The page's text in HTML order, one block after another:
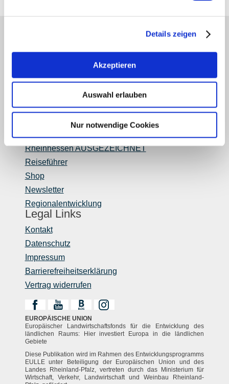
Details zeigen
Akzeptieren
Auswahl erlauben
Nur notwendige Cookies
Presse
Login Weinwirtschaft
Mediendatenbank Rheinhessen
Region Rheinhessen
Rheinhessen AUSGEZEICHNET
Reiseführer
Shop
Newsletter
Regionalentwicklung
Legal Links
Kontakt
Datenschutz
Impressum
Barrierefreiheitserklärung
Vertrag widerrufen
EUROPÄISCHE UNION
Europäischer Landwirtschaftsfonds für die Entwicklung des
ländlichen Raums: Hier investiert Europa in die ländlichen
Gebiete
Diese Publikation wird im Rahmen des Entwicklungsprogramms
EULLE unter Beteiligung der Europäischen Union und des
Landes Rheinland-Pfalz, vertreten durch das Ministerium für
Wirtschaft, Verkehr, Landwirtschaft und Weinbau Rheinland-